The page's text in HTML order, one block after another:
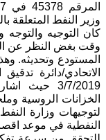
وزير النفط المتعلقة
كان التوجيه
وقت بغض النظر عن
المستودع وتحديثه.
3/7/2019
الخزانات الروسية
لتوجيهات وزارة
النفطية في موعد اقصاه